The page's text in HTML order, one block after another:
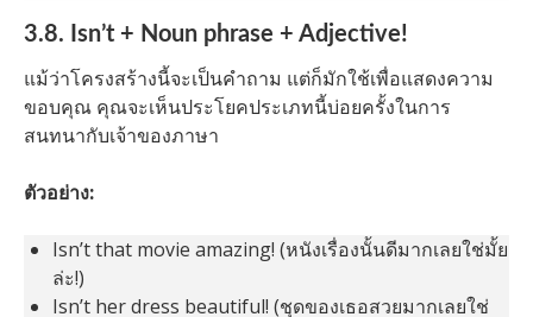
3.8. Isn’t + Noun phrase + Adjective!
แม้ว่าโครงสร้างนี้จะเป็นคำถาม แต่ก็มักใช้เพื่อแสดงความ
ขอบคุณ คุณจะเห็นประโยคประเภทนี้บ่อยครั้งในการ
สนทนากับเจ้าของภาษา
ตัวอย่าง:
Isn’t that movie amazing! (หนังเรื่องนั้นดีมากเลยใช่มั้ย
ล่ะ!)
Isn’t her dress beautiful! (ชุดของเธอสวยมากเลยใช่